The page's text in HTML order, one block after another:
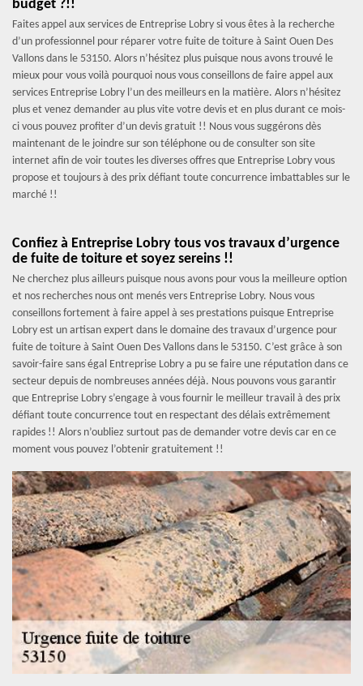
budget ?!!
Faites appel aux services de Entreprise Lobry si vous êtes à la recherche
d’un professionnel pour réparer votre fuite de toiture à Saint Ouen Des
Vallons dans le 53150. Alors n’hésitez plus puisque nous avons trouvé le
mieux pour vous voilà pourquoi nous vous conseillons de faire appel aux
services Entreprise Lobry l’un des meilleurs en la matière. Alors n’hésitez
plus et venez demander au plus vite votre devis et en plus durant ce mois-
ci vous pouvez profiter d’un devis gratuit !! Nous vous suggérons dès
maintenant de le joindre sur son téléphone ou de consulter son site
internet afin de voir toutes les diverses offres que Entreprise Lobry vous
propose et toujours à des prix défiant toute concurrence imbattables sur le
marché !!
Confiez à Entreprise Lobry tous vos travaux d’urgence
de fuite de toiture et soyez sereins !!
Ne cherchez plus ailleurs puisque nous avons pour vous la meilleure option
et nos recherches nous ont menés vers Entreprise Lobry. Nous vous
conseillons fortement à faire appel à ses prestations puisque Entreprise
Lobry est un artisan expert dans le domaine des travaux d’urgence pour
fuite de toiture à Saint Ouen Des Vallons dans le 53150. C’est grâce à son
savoir-faire sans égal Entreprise Lobry a pu se faire une réputation dans ce
secteur depuis de nombreuses années déjà. Nous pouvons vous garantir
que Entreprise Lobry s’engage à vous fournir le meilleur travail à des prix
défiant toute concurrence tout en respectant des délais extrêmement
rapides !! Alors n’oubliez surtout pas de demander votre devis car en ce
moment vous pouvez l’obtenir gratuitement !!